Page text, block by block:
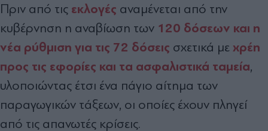
Πριν από τις εκλογές αναμένεται από την
κυβέρνηση η αναβίωση των 120 δόσεων και η
νέα ρύθμιση για τις 72 δόσεις σχετικά με χρέη
προς τις εφορίες και τα ασφαλιστικά ταμεία,
υλοποιώντας έτσι ένα πάγιο αίτημα των
παραγωγικών τάξεων, οι οποίες έχουν πληγεί
από τις απανωτές κρίσεις.